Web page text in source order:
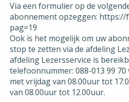
vervallen.
Ik ontvang graag een
van de opzegging van mijn
kunt deze opzegging
per post.
Indien mijn contract niet per
opgezegd kan worden
Via een formulier op de
abonnement opzeggen: https://
pag=19
Ook is het mogelijk om uw
stop te zetten via de afdeling
afdeling Lezersservice is
telefoonnummer: 088-013 99
met vrijdag van 08.00uur tot
van 08.00uur tot 12.00uur.